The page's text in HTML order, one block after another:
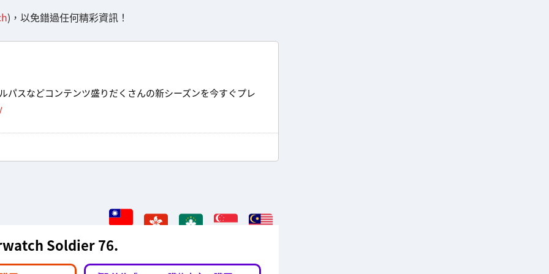
)，以免錯過任何精彩資訊！
スなどコンテンツ盛りだくさんの新シーズンを今すぐプレ
Soldier 76.